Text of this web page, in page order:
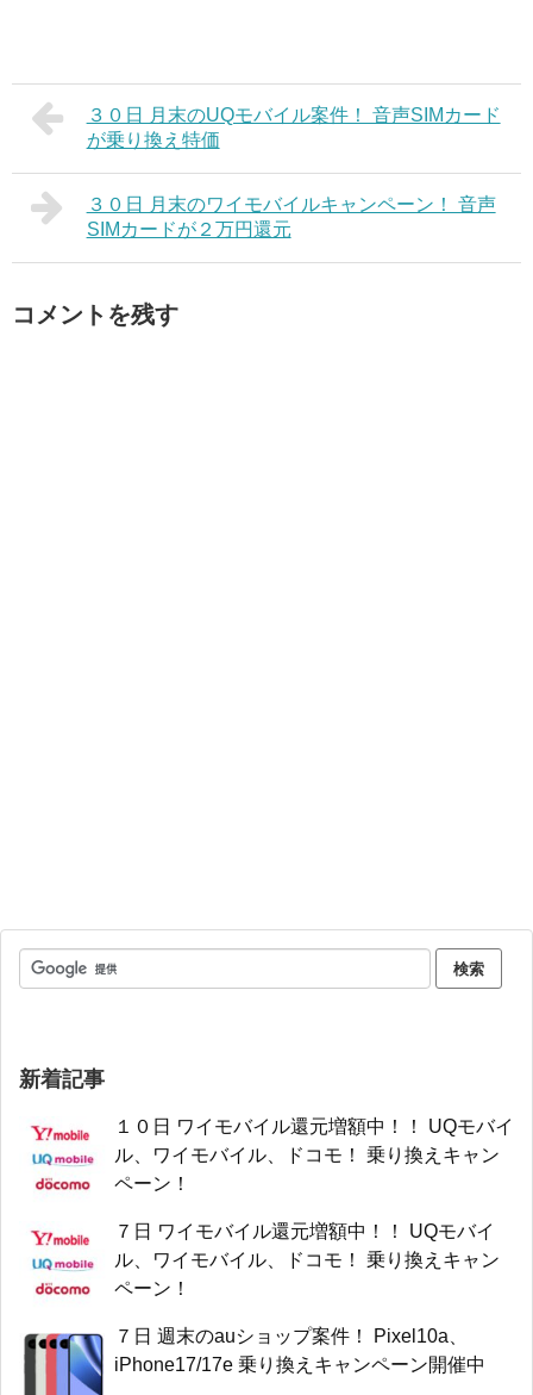
３０日 月末のUQモバイル案件！ 音声SIMカード
が乗り換え特価
３０日 月末のワイモバイルキャンペーン！ 音声
SIMカードが２万円還元
コメントを残す
新着記事
１０日 ワイモバイル還元増額中！！ UQモバイ
ル、ワイモバイル、ドコモ！ 乗り換えキャン
ペーン！
７日 ワイモバイル還元増額中！！ UQモバイ
ル、ワイモバイル、ドコモ！ 乗り換えキャン
ペーン！
７日 週末のauショップ案件！ Pixel10a、
iPhone17/17e 乗り換えキャンペーン開催中